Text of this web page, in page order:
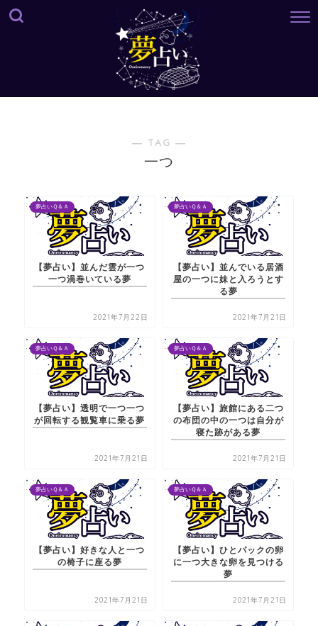
― TAG ―
一つ
夢占いＱ＆Ａ
【夢占い】並んだ雲が一つ
一つ渦巻いている夢
2021年7月22日
夢占いＱ＆Ａ
【夢占い】並んでいる居酒
屋の一つに妹と入ろうとす
る夢
2021年7月21日
夢占いＱ＆Ａ
【夢占い】透明で一つ一つ
が回転する観覧車に乗る夢
2021年7月21日
夢占いＱ＆Ａ
【夢占い】旅館にある二つ
の布団の中の一つは自分が
寝た跡がある夢
2021年7月21日
夢占いＱ＆Ａ
【夢占い】好きな人と一つ
の椅子に座る夢
2021年7月21日
夢占いＱ＆Ａ
【夢占い】ひとパックの卵
に一つ大きな卵を見つける
夢
2021年7月21日